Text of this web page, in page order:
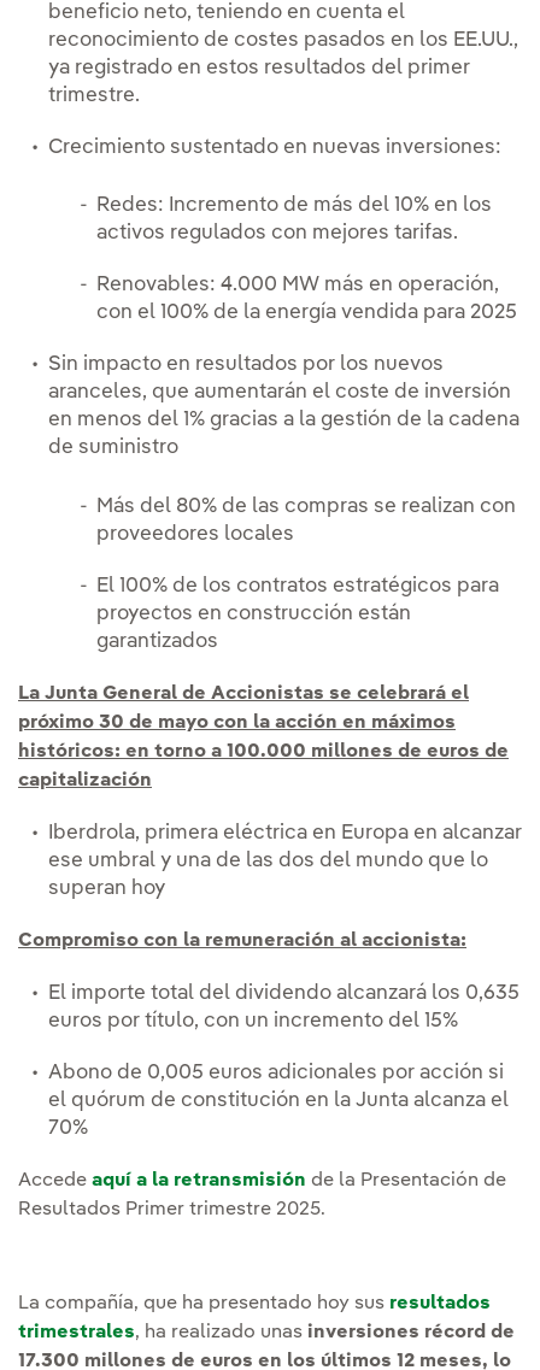
beneficio neto, teniendo en cuenta el
reconocimiento de costes pasados en los EE.UU.,
ya registrado en estos resultados del primer
trimestre.
Crecimiento sustentado en nuevas inversiones:
Redes: Incremento de más del 10% en los
activos regulados con mejores tarifas.
Renovables: 4.000 MW más en operación,
con el 100% de la energía vendida para 2025
Sin impacto en resultados por los nuevos
aranceles, que aumentarán el coste de inversión
en menos del 1% gracias a la gestión de la cadena
de suministro
Más del 80% de las compras se realizan con
proveedores locales
El 100% de los contratos estratégicos para
proyectos en construcción están
garantizados
La Junta General de Accionistas se celebrará el
próximo 30 de mayo con la acción en máximos
históricos: en torno a 100.000 millones de euros de
capitalización
Iberdrola, primera eléctrica en Europa en alcanzar
ese umbral y una de las dos del mundo que lo
superan hoy
Compromiso con la remuneración al accionista:
El importe total del dividendo alcanzará los 0,635
euros por título, con un incremento del 15%
Abono de 0,005 euros adicionales por acción si
el quórum de constitución en la Junta alcanza el
70%
Accede aquí a la retransmisión de la Presentación de
Resultados Primer trimestre 2025.
La compañía, que ha presentado hoy sus resultados
trimestrales, ha realizado unas inversiones récord de
17.300 millones de euros en los últimos 12 meses, lo